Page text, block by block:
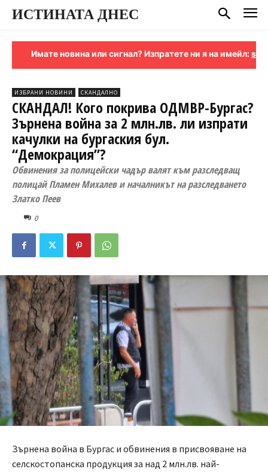
ИСТИНАТА ДНЕС
или сигнал? Изпратете ни я на имейл:signali-
ИЗБРАНИ НОВИНИ СКАНДАЛНО
СКАНДАЛ! Кого покрива ОДМВР-Бургас?
Зърнена война за 2 млн.лв. ли изпрати
качулки на бургаския бул.
“Демокрация”?
Обвинения за полицейски чадър валят към разследващ
полицай Пламен Михалев и началникът на разследването
Златко Пеев
0
Зърнена война в Бургас и обвинения в присвояване на
селскостопанска продукция за над 2 млн.лв. най-